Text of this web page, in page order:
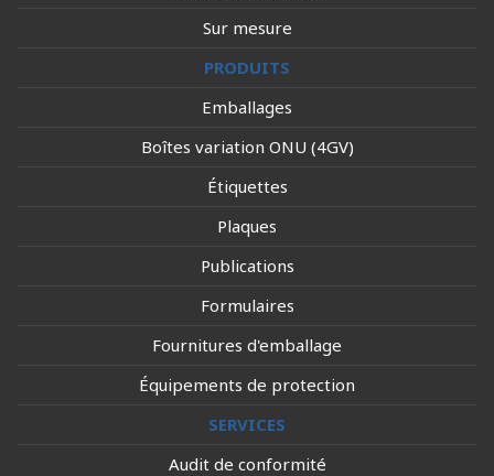
Sur mesure
PRODUITS
Emballages
Boîtes variation ONU (4GV)
Étiquettes
Plaques
Publications
Formulaires
Fournitures d'emballage
Équipements de protection
SERVICES
Audit de conformité